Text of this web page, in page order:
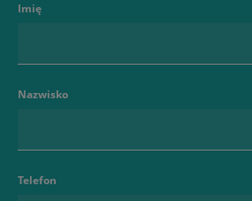
Imię
Nazwisko
Telefon